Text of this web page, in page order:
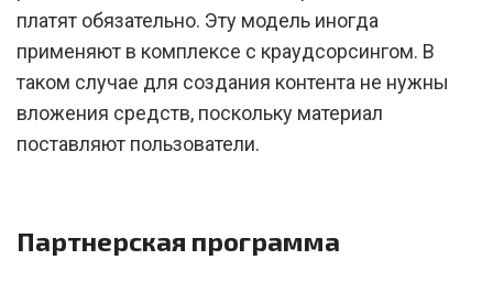
платят обязательно. Эту модель иногда
применяют в комплексе с краудсорсингом. В
таком случае для создания контента не нужны
вложения средств, поскольку материал
поставляют пользователи.
Партнерская программа